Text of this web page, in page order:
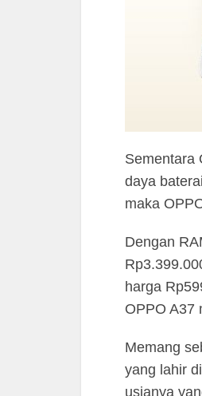
Sementara
daya
maka
Dengan
harga
OPPO A37
Memang
yang lahir
usianya